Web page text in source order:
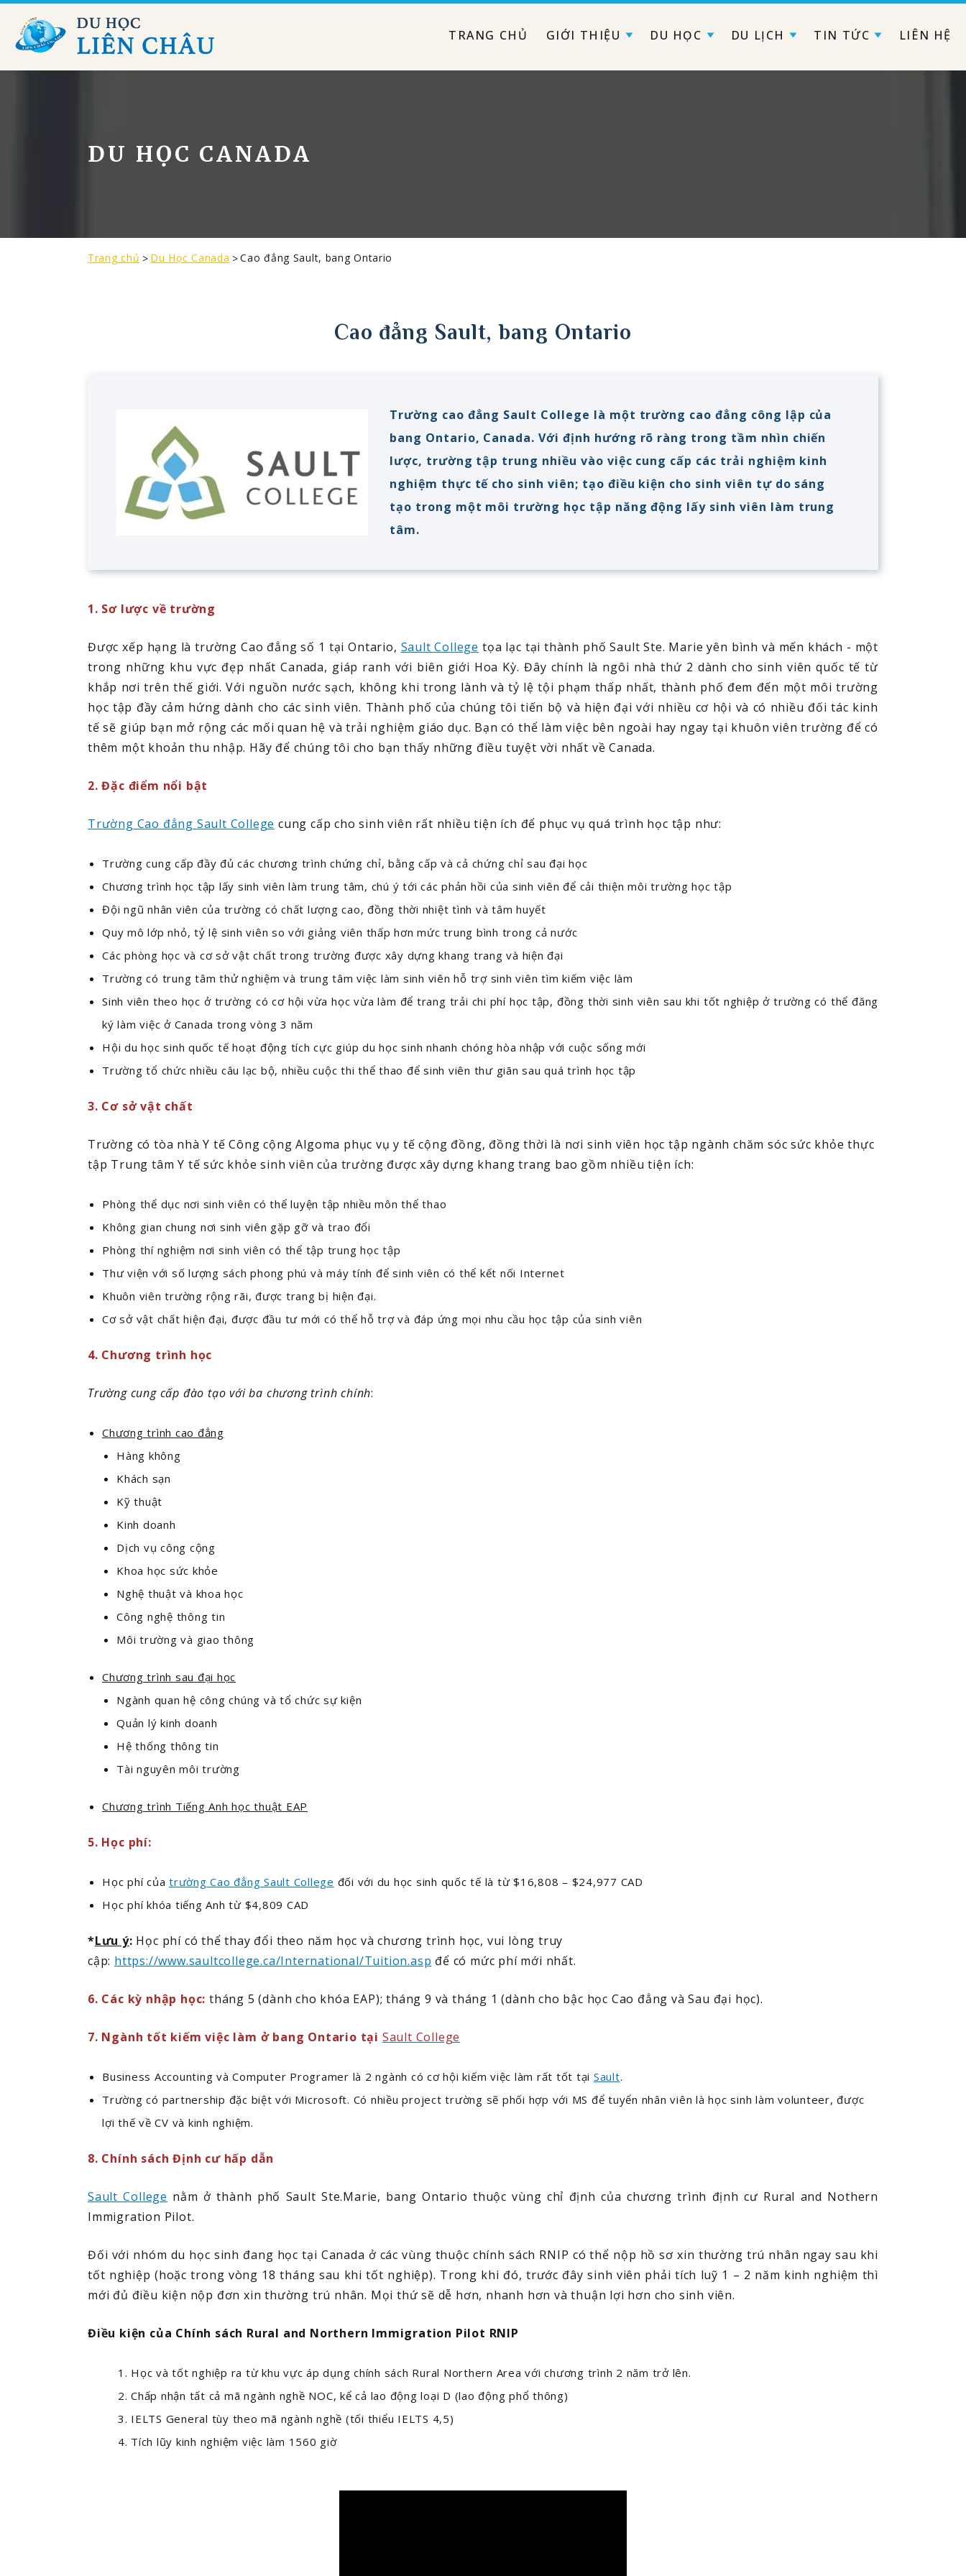
TRANG CHỦ GIỚI THIỆU DU HỌC DU LỊCH TIN TỨC LIÊN HỆ
DU HỌC CANADA
Trang chủ Du Học Canada Cao đẳng Sault, bang Ontario
Cao đẳng Sault, bang Ontario
Trường cao đẳng Sault College là một trường cao đẳng công lập của
bang Ontario, Canada. Với định hướng rõ ràng trong tầm nhìn chiến
lược, trường tập trung nhiều vào việc cung cấp các trải nghiệm kinh
nghiệm thực tế cho sinh viên; tạo điều kiện cho sinh viên tự do sáng
tạo trong một môi trường học tập năng động lấy sinh viên làm trung
tâm.
1. Sơ lược về trường
Được xếp hạng là trường Cao đẳng số 1 tại Ontario, Sault College tọa lạc tại thành phố Sault Ste. Marie yên bình và mến khách - một
trong những khu vực đẹp nhất Canada, giáp ranh với biên giới Hoa Kỳ. Đây chính là ngôi nhà thứ 2 dành cho sinh viên quốc tế từ
khắp nơi trên thế giới. Với nguồn nước sạch, không khi trong lành và tỷ lệ tội phạm thấp nhất, thành phố đem đến một môi trường
học tập đầy cảm hứng dành cho các sinh viên. Thành phố của chúng tôi tiến bộ và hiện đại với nhiều cơ hội và có nhiều đối tác kinh
tế sẽ giúp bạn mở rộng các mối quan hệ và trải nghiệm giáo dục. Bạn có thể làm việc bên ngoài hay ngay tại khuôn viên trường để có
thêm một khoản thu nhập. Hãy để chúng tôi cho bạn thấy những điều tuyệt vời nhất về Canada.
2. Đặc điểm nổi bật
Trường Cao đẳng Sault College cung cấp cho sinh viên rất nhiều tiện ích để phục vụ quá trình học tập như:
Trường cung cấp đầy đủ các chương trình chứng chỉ, bằng cấp và cả chứng chỉ sau đại học
Chương trình học tập lấy sinh viên làm trung tâm, chú ý tới các phản hồi của sinh viên để cải thiện môi trường học tập
Đội ngũ nhân viên của trường có chất lượng cao, đồng thời nhiệt tình và tâm huyết
Quy mô lớp nhỏ, tỷ lệ sinh viên so với giảng viên thấp hơn mức trung bình trong cả nước
Các phòng học và cơ sở vật chất trong trường được xây dựng khang trang và hiện đại
Trường có trung tâm thử nghiệm và trung tâm việc làm sinh viên hỗ trợ sinh viên tìm kiếm việc làm
Sinh viên theo học ở trường có cơ hội vừa học vừa làm để trang trải chi phí học tập, đồng thời sinh viên sau khi tốt nghiệp ở trường có thể đăng
ký làm việc ở Canada trong vòng 3 năm
Hội du học sinh quốc tế hoạt động tích cực giúp du học sinh nhanh chóng hòa nhập với cuộc sống mới
Trường tổ chức nhiều câu lạc bộ, nhiều cuộc thi thể thao để sinh viên thư giãn sau quá trình học tập
3. Cơ sở vật chất
Trường có tòa nhà Y tế Công cộng Algoma phục vụ y tế cộng đồng, đồng thời là nơi sinh viên học tập ngành chăm sóc sức khỏe thực
tập Trung tâm Y tế sức khỏe sinh viên của trường được xây dựng khang trang bao gồm nhiều tiện ích:
Phòng thể dục nơi sinh viên có thể luyện tập nhiều môn thể thao
Không gian chung nơi sinh viên gặp gỡ và trao đổi
Phòng thí nghiệm nơi sinh viên có thể tập trung học tập
Thư viện với số lượng sách phong phú và máy tính để sinh viên có thể kết nối Internet
Khuôn viên trường rộng rãi, được trang bị hiện đại.
Cơ sở vật chất hiện đại, được đầu tư mới có thể hỗ trợ và đáp ứng mọi nhu cầu học tập của sinh viên
4. Chương trình học
Trường cung cấp đào tạo với ba chương trình chính:
Chương trình cao đẳng
Hàng không
Khách sạn
Kỹ thuật
Kinh doanh
Dịch vụ công cộng
Khoa học sức khỏe
Nghệ thuật và khoa học
Công nghệ thông tin
Môi trường và giao thông
Chương trình sau đại học
Ngành quan hệ công chúng và tổ chức sự kiện
Quản lý kinh doanh
Hệ thống thông tin
Tài nguyên môi trường
Chương trình Tiếng Anh học thuật EAP
5. Học phí:
Học phí của trường Cao đẳng Sault College đối với du học sinh quốc tế là từ $16,808 – $24,977 CAD
Học phí khóa tiếng Anh từ $4,809 CAD
*Lưu ý: Học phí có thể thay đổi theo năm học và chương trình học, vui lòng truy
cập: https://www.saultcollege.ca/International/Tuition.asp để có mức phí mới nhất.
6. Các kỳ nhập học: tháng 5 (dành cho khóa EAP); tháng 9 và tháng 1 (dành cho bậc học Cao đẳng và Sau đại học).
7. Ngành tốt kiếm việc làm ở bang Ontario tại Sault College
Business Accounting và Computer Programer là 2 ngành có cơ hội kiếm việc làm rất tốt tại Sault.
Trường có partnership đặc biệt với Microsoft. Có nhiều project trường sẽ phối hợp với MS để tuyển nhân viên là học sinh làm volunteer, được
lợi thế về CV và kinh nghiệm.
8. Chính sách Định cư hấp dẫn
Sault College nằm ở thành phố Sault Ste.Marie, bang Ontario thuộc vùng chỉ định của chương trình định cư Rural and Nothern
Immigration Pilot.
Đối với nhóm du học sinh đang học tại Canada ở các vùng thuộc chính sách RNIP có thể nộp hồ sơ xin thường trú nhân ngay sau khi
tốt nghiệp (hoặc trong vòng 18 tháng sau khi tốt nghiệp). Trong khi đó, trước đây sinh viên phải tích luỹ 1 – 2 năm kinh nghiệm thì
mới đủ điều kiện nộp đơn xin thường trú nhân. Mọi thứ sẽ dễ hơn, nhanh hơn và thuận lợi hơn cho sinh viên.
Điều kiện của Chính sách Rural and Northern Immigration Pilot RNIP
Học và tốt nghiệp ra từ khu vực áp dụng chính sách Rural Northern Area với chương trình 2 năm trở lên.
Chấp nhận tất cả mã ngành nghề NOC, kể cả lao động loại D (lao động phổ thông)
IELTS General tùy theo mã ngành nghề (tối thiểu IELTS 4,5)
Tích lũy kinh nghiệm việc làm 1560 giờ